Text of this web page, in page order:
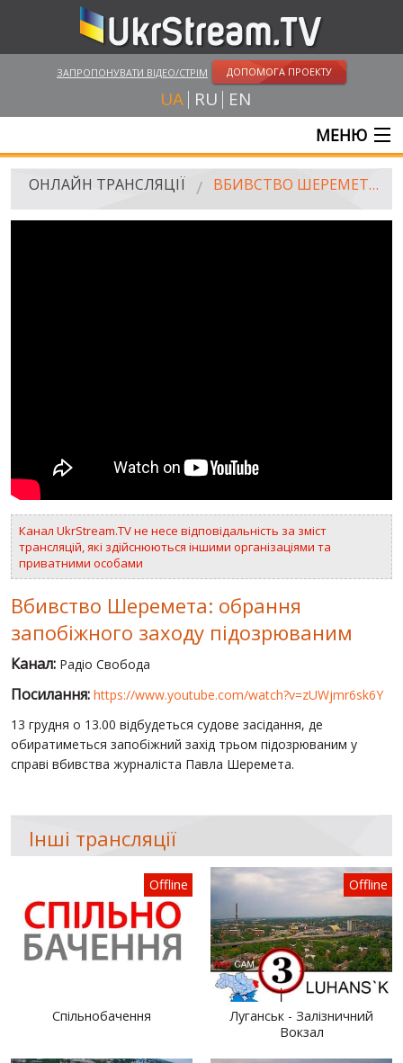
ЗАПРОПОНУВАТИ ВІДЕО/СТРІМ ДОПОМОГА ПРОЕКТУ
UA RU EN
МЕНЮ
ГОЛОВНА
РОСІЙСЬКО-УКРАЇНСЬКА ВІЙНА
"WINTER ON FIRE"
ХРОНОЛОГІЯ ЄВРОМАЙДАНУ
ПОСЛУГИ
ОНЛАЙН ТРАНСЛЯЦІЇ ВБИВСТВО ШЕРЕМЕТА: ОБРАННЯ ЗАПОБІЖНОГО ЗАХОДУ ПІДОЗРЮВАНИМ
Канал UkrStream.TV не несе відповідальність за зміст
трансляцій, які здійснюються іншими організаціями та
приватними особами
Вбивство Шеремета: обрання
запобіжного заходу підозрюваним
Канал: Радіо Свобода
Посилання: https://www.youtube.com/watch?v=zUWjmr6sk6Y
13 грудня о 13.00 відбудеться судове засідання, де
обиратиметься запобіжний захід трьом підозрюваним у
справі вбивства журналіста Павла Шеремета.
Інші трансляції
Offline
Спільнобачення
Offline
Луганськ - Залізничний
Вокзал